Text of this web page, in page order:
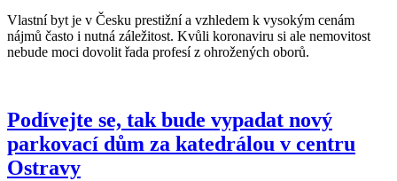
Vlastní byt je v Česku prestižní a vzhledem k vysokým cenám
nájmů často i nutná záležitost. Kvůli koronaviru si ale nemovitost
nebude moci dovolit řada profesí z ohrožených oborů.
Podívejte se, tak bude vypadat nový
parkovací dům za katedrálou v centru
Ostravy